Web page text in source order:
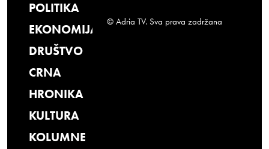
POLITIKA
EKONOMIJA
DRUŠTVO
CRNA
HRONIKA
KULTURA
KOLUMNE
© Adria TV. Sva prava zadržana